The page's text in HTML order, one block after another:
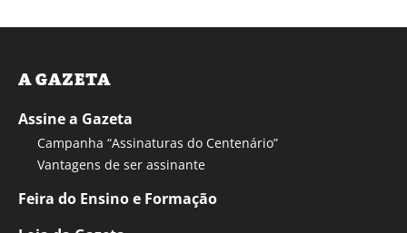
A GAZETA
Assine a Gazeta
Campanha “Assinaturas do Centenário”
Vantagens de ser assinante
Feira do Ensino e Formação